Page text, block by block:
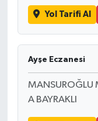
Yol Tarifi Al
Ayşe Eczanesi
MANSUROĞLU
A BAYRAKLI